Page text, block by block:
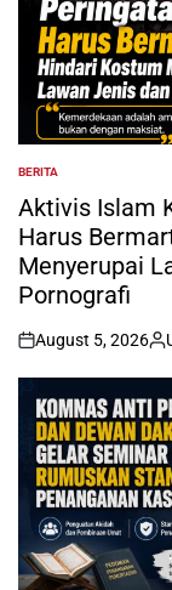
POSTED
IN
BERITA
Aktivis Islam
Harus
Menyerupai
Pornografi
on
August 5, 2026
by